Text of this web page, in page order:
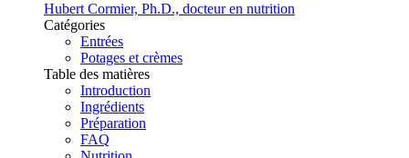
Hubert Cormier, Ph.D., docteur en nutrition
Catégories
Entrées
Potages et crèmes
Table des matières
Introduction
Ingrédients
Préparation
FAQ